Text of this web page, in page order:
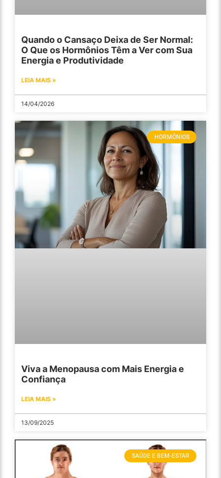
Quando o Cansaço Deixa de Ser Normal:
O Que os Hormônios Têm a Ver com Sua
Energia e Produtividade
LEIA MAIS »
14/04/2026
HORMÔNIOS
Viva a Menopausa com Mais Energia e
Confiança
LEIA MAIS »
13/09/2025
SAÚDE E BEM-ESTAR